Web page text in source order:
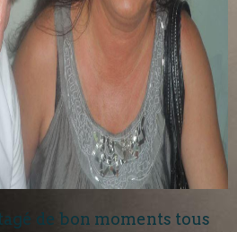
de bon moments tous